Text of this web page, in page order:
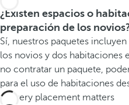
¿Existen espacios o
preparación de los
Sí, nuestros paquetes
los novios y dos habitaciones
no contratar un paquete,
para el uso de habitaciones